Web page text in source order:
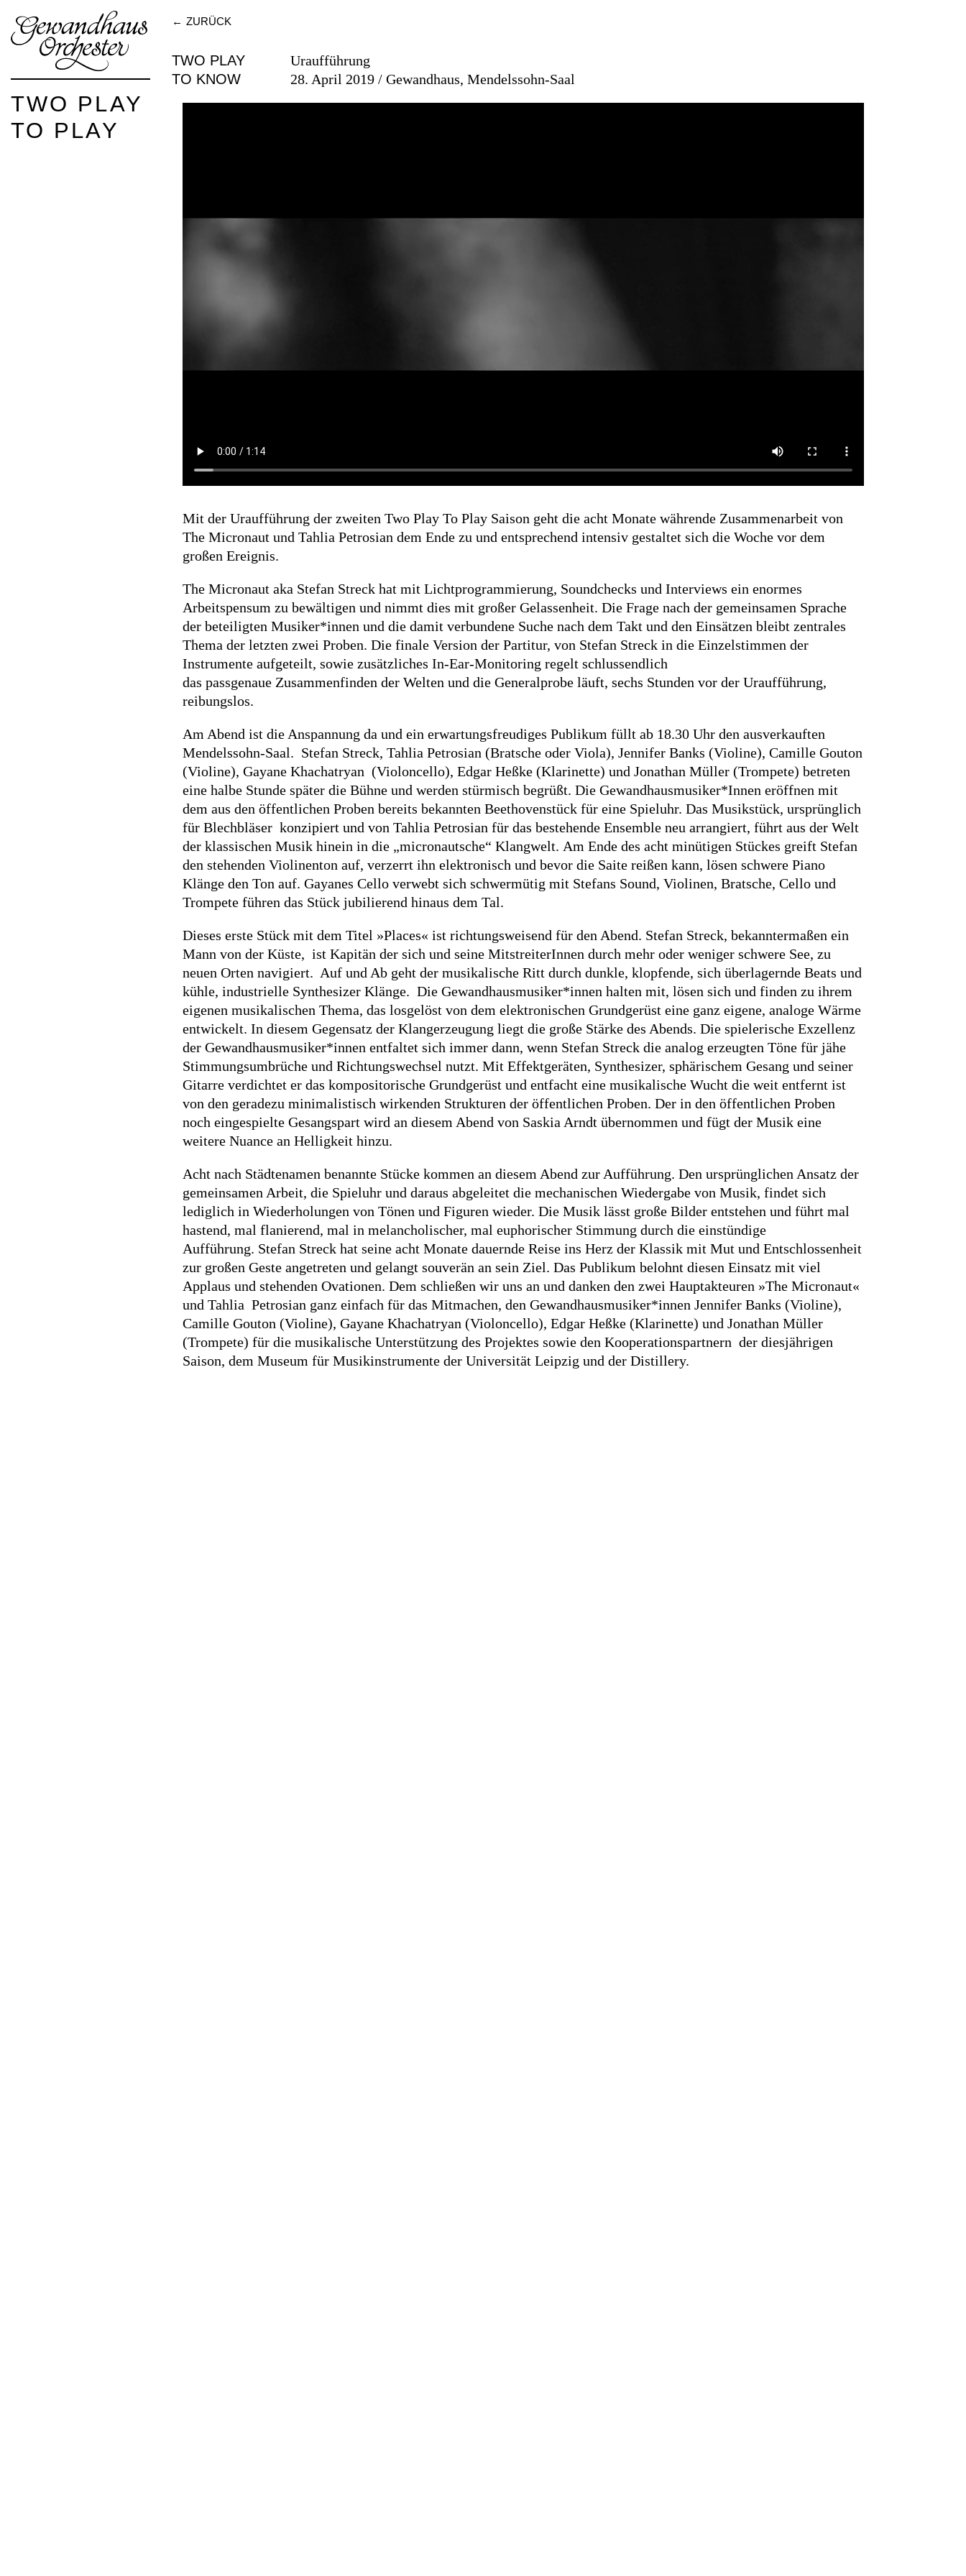
TWO PLAY
TO PLAY
ZURÜCK
TWO PLAY
TO KNOW
Uraufführung
28. April 2019 / Gewandhaus, Mendelssohn-Saal
Mit der Uraufführung der zweiten Two Play To Play Saison geht die acht Monate währende Zusammenarbeit von
The Micronaut und Tahlia Petrosian dem Ende zu und entsprechend intensiv gestaltet sich die Woche vor dem
großen Ereignis.
The Micronaut aka Stefan Streck hat mit Lichtprogrammierung, Soundchecks und Interviews ein enormes
Arbeitspensum zu bewältigen und nimmt dies mit großer Gelassenheit. Die Frage nach der gemeinsamen Sprache
der beteiligten Musiker*innen und die damit verbundene Suche nach dem Takt und den Einsätzen bleibt zentrales
Thema der letzten zwei Proben. Die finale Version der Partitur, von Stefan Streck in die Einzelstimmen der
Instrumente aufgeteilt, sowie zusätzliches In-Ear-Monitoring regelt schlussendlich
das passgenaue Zusammenfinden der Welten und die Generalprobe läuft, sechs Stunden vor der Uraufführung,
reibungslos.
Am Abend ist die Anspannung da und ein erwartungsfreudiges Publikum füllt ab 18.30 Uhr den ausverkauften
Mendelssohn-Saal. Stefan Streck, Tahlia Petrosian (Bratsche oder Viola), Jennifer Banks (Violine), Camille Gouton
(Violine), Gayane Khachatryan (Violoncello), Edgar Heßke (Klarinette) und Jonathan Müller (Trompete) betreten
eine halbe Stunde später die Bühne und werden stürmisch begrüßt. Die Gewandhausmusiker*Innen eröffnen mit
dem aus den öffentlichen Proben bereits bekannten Beethovenstück für eine Spieluhr. Das Musikstück, ursprünglich
für Blechbläser konzipiert und von Tahlia Petrosian für das bestehende Ensemble neu arrangiert, führt aus der Welt
der klassischen Musik hinein in die „micronautsche“ Klangwelt. Am Ende des acht minütigen Stückes greift Stefan
den stehenden Violinenton auf, verzerrt ihn elektronisch und bevor die Saite reißen kann, lösen schwere Piano
Klänge den Ton auf. Gayanes Cello verwebt sich schwermütig mit Stefans Sound, Violinen, Bratsche, Cello und
Trompete führen das Stück jubilierend hinaus dem Tal.
Dieses erste Stück mit dem Titel »Places« ist richtungsweisend für den Abend. Stefan Streck, bekanntermaßen ein
Mann von der Küste, ist Kapitän der sich und seine MitstreiterInnen durch mehr oder weniger schwere See, zu
neuen Orten navigiert. Auf und Ab geht der musikalische Ritt durch dunkle, klopfende, sich überlagernde Beats und
kühle, industrielle Synthesizer Klänge. Die Gewandhausmusiker*innen halten mit, lösen sich und finden zu ihrem
eigenen musikalischen Thema, das losgelöst von dem elektronischen Grundgerüst eine ganz eigene, analoge Wärme
entwickelt. In diesem Gegensatz der Klangerzeugung liegt die große Stärke des Abends. Die spielerische Exzellenz
der Gewandhausmusiker*innen entfaltet sich immer dann, wenn Stefan Streck die analog erzeugten Töne für jähe
Stimmungsumbrüche und Richtungswechsel nutzt. Mit Effektgeräten, Synthesizer, sphärischem Gesang und seiner
Gitarre verdichtet er das kompositorische Grundgerüst und entfacht eine musikalische Wucht die weit entfernt ist
von den geradezu minimalistisch wirkenden Strukturen der öffentlichen Proben. Der in den öffentlichen Proben
noch eingespielte Gesangspart wird an diesem Abend von Saskia Arndt übernommen und fügt der Musik eine
weitere Nuance an Helligkeit hinzu.
Acht nach Städtenamen benannte Stücke kommen an diesem Abend zur Aufführung. Den ursprünglichen Ansatz der
gemeinsamen Arbeit, die Spieluhr und daraus abgeleitet die mechanischen Wiedergabe von Musik, findet sich
lediglich in Wiederholungen von Tönen und Figuren wieder. Die Musik lässt große Bilder entstehen und führt mal
hastend, mal flanierend, mal in melancholischer, mal euphorischer Stimmung durch die einstündige
Aufführung. Stefan Streck hat seine acht Monate dauernde Reise ins Herz der Klassik mit Mut und Entschlossenheit
zur großen Geste angetreten und gelangt souverän an sein Ziel. Das Publikum belohnt diesen Einsatz mit viel
Applaus und stehenden Ovationen. Dem schließen wir uns an und danken den zwei Hauptakteuren »The Micronaut«
und Tahlia Petrosian ganz einfach für das Mitmachen, den Gewandhausmusiker*innen Jennifer Banks (Violine),
Camille Gouton (Violine), Gayane Khachatryan (Violoncello), Edgar Heßke (Klarinette) und Jonathan Müller
(Trompete) für die musikalische Unterstützung des Projektes sowie den Kooperationspartnern der diesjährigen
Saison, dem Museum für Musikinstrumente der Universität Leipzig und der Distillery.